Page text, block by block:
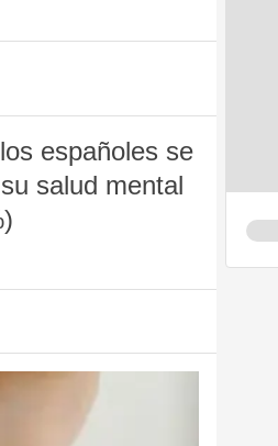
españoles se
salud mental